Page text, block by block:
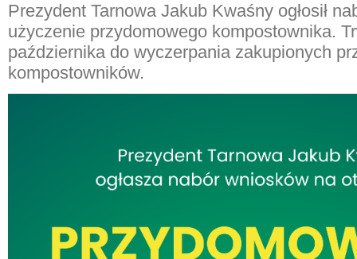
Prezydent Tarnowa Jakub Kwaśny ogłosił
użyczenie przydomowego kompostownika.
października do wyczerpania zakupionych
kompostowników.